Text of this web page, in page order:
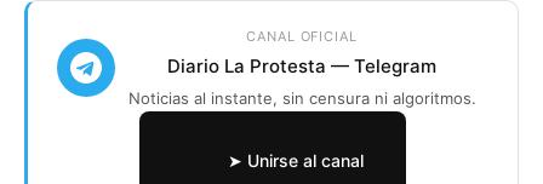
CANAL OFICIAL
Diario La Protesta — Telegram
Noticias al instante, sin censura ni algoritmos.
➤ Unirse al canal